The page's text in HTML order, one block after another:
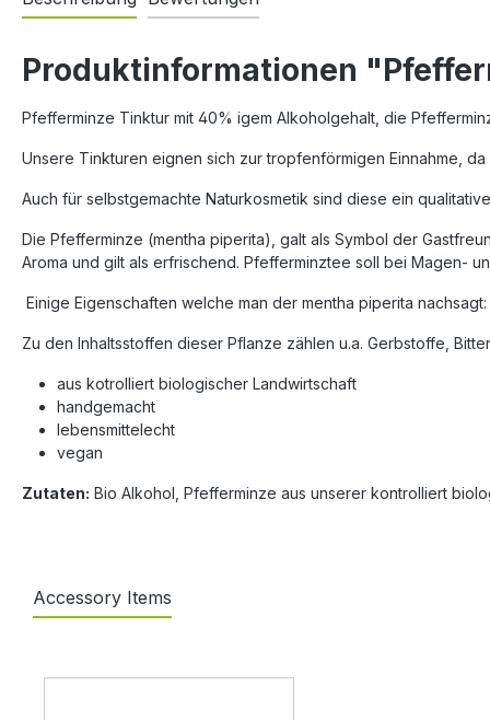
Produktinformationen
Pfefferminze Tinktur mit 40% igem Alkoholgehalt, die
Unsere Tinkturen eignen sich zur tropfenförmigen Einnahme,
Auch für selbstgemachte Naturkosmetik sind diese ein
Die Pfefferminze (mentha piperita), galt als Symbol der
Aroma und gilt als erfrischend. Pfefferminztee soll bei Magen-
Einige Eigenschaften welche man der mentha piperita
Zu den Inhaltsstoffen dieser Pflanze zählen u.a. Gerbstoffe,
aus kotrolliert biologischer Landwirtschaft
handgemacht
lebensmittelecht
vegan
Zutaten: Bio Alkohol, Pfefferminze aus unserer kontrolliert
Accessory Items